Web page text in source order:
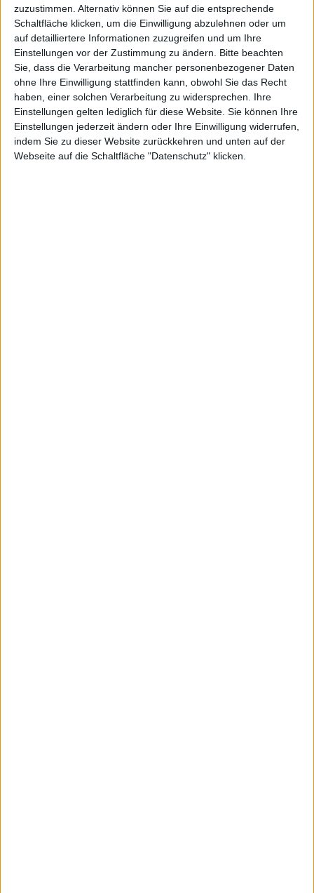
zuzustimmen. Alternativ können Sie auf die entsprechende
Schaltfläche klicken, um die Einwilligung abzulehnen oder um
auf detailliertere Informationen zuzugreifen und um Ihre
Einstellungen vor der Zustimmung zu ändern.
Bitte beachten
Sie, dass die Verarbeitung mancher personenbezogener Daten
ohne Ihre Einwilligung stattfinden kann, obwohl Sie das Recht
haben, einer solchen Verarbeitung zu widersprechen. Ihre
Einstellungen gelten lediglich für diese Website. Sie können Ihre
Einstellungen jederzeit ändern oder Ihre Einwilligung widerrufen,
indem Sie zu dieser Website zurückkehren und unten auf der
Webseite auf die Schaltfläche "Datenschutz" klicken.
Orbital
Die Schweizer Entwickler von
Bitforge haben eine Lite-Variante
ihresiPhone-Games Orbital imApp
Storeveröffentlicht.
Orbital lässt sich mit nur einem
Daumen steuern und das einfache
Ziel besteht darin, Orbs zu
zerstören. Das Gameplay bietet
sich für Spiele zwischendurch an.